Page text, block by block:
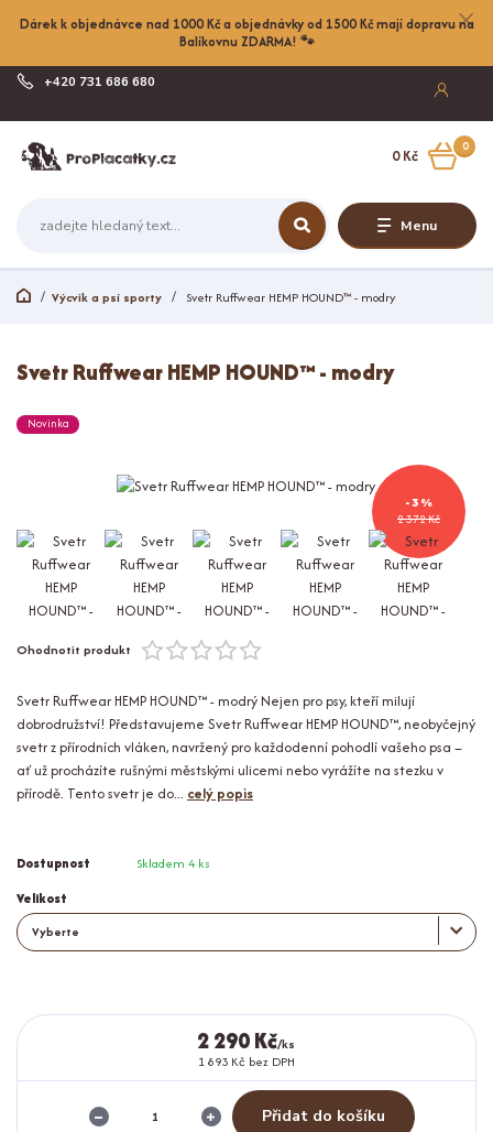
Dárek k objednávce nad 1000 Kč a objednávky od 1500 Kč mají dopravu na
Balíkovnu ZDARMA! 🐾
Menu
+420 731 686 680
0
0 Kč
Výcvik a psí sporty Svetr Ruffwear HEMP HOUND™ - modry
Svetr Ruffwear HEMP HOUND™ - modry
Novinka
2 372 Kč
- 3 %
Ohodnotit produkt
Svetr Ruffwear HEMP HOUND™ - modrý Nejen pro psy, kteří milují
dobrodružství! Představujeme Svetr Ruffwear HEMP HOUND™, neobyčejný
svetr z přírodních vláken, navržený pro každodenní pohodlí vašeho psa –
ať už procházíte rušnými městskými ulicemi nebo vyrážíte na stezku v
přírodě. Tento svetr je do... celý popis
Dostupnost Skladem 4 ks
Velikost
2 290 Kč/ks
1 893 Kč bez DPH
Přidat do košíku